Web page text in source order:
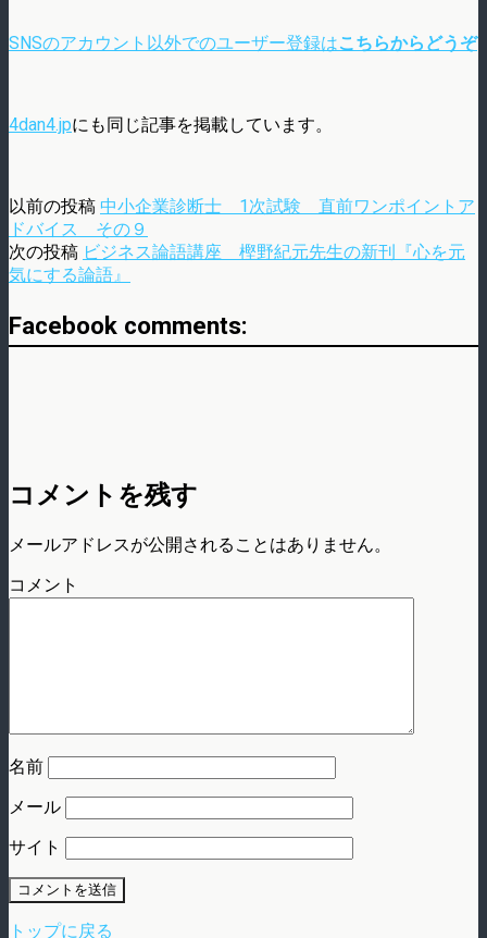
SNSのアカウント以外でのユーザー登録はこちらからどうぞ
4dan4.jpにも同じ記事を掲載しています。
以前の投稿 中小企業診断士 1次試験 直前ワンポイントア
ドバイス その９
次の投稿 ビジネス論語講座 樫野紀元先生の新刊『心を元
気にする論語』
Facebook comments:
コメントを残す
メールアドレスが公開されることはありません。
コメント
名前
メール
サイト
トップに戻る